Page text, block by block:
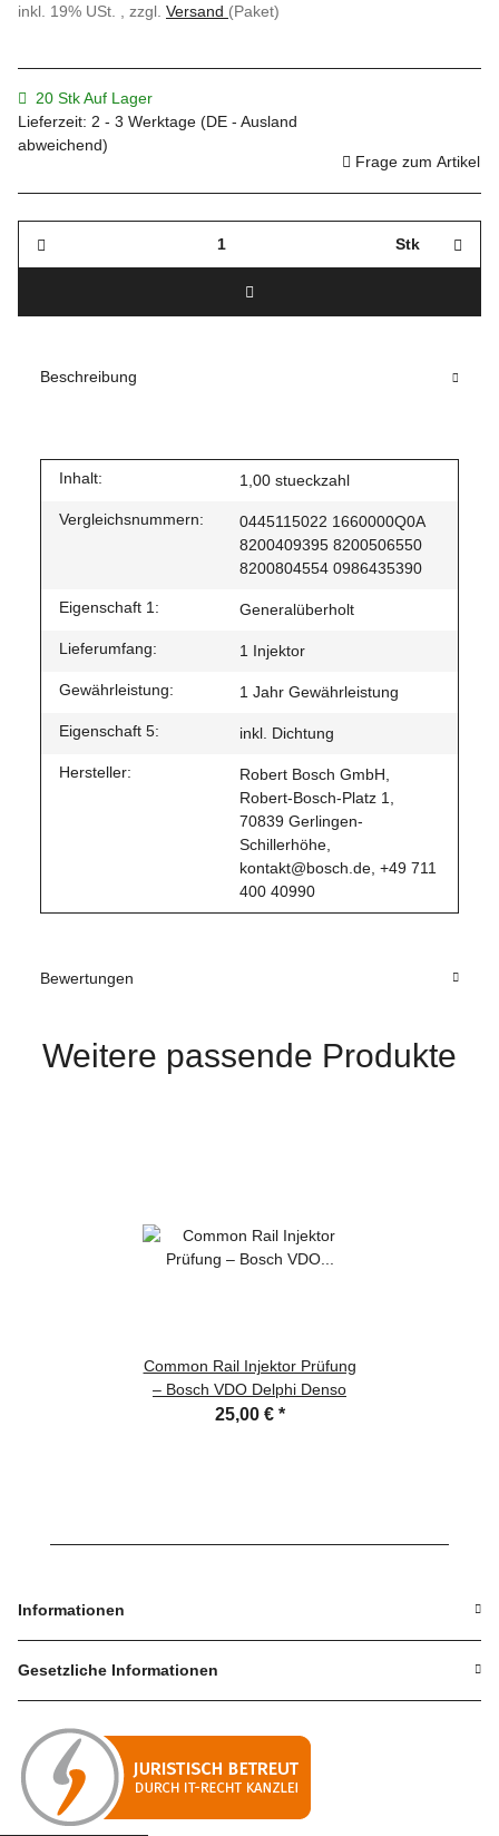
inkl. 19% USt. , zzgl. Versand (Paket)
20 Stk Auf Lager
Lieferzeit: 2 - 3 Werktage (DE - Ausland
abweichend)
Frage zum Artikel
Stk
Beschreibung
Inhalt: 1,00 stueckzahl
Vergleichsnummern:
0445115022 1660000Q0A
8200409395 8200506550
8200804554 0986435390
Eigenschaft 1: Generalüberholt
Lieferumfang: 1 Injektor
Gewährleistung: 1 Jahr Gewährleistung
Eigenschaft 5: inkl. Dichtung
Hersteller:
Robert Bosch GmbH,
Robert-Bosch-Platz 1,
70839 Gerlingen-
Schillerhöhe,
kontakt@bosch.de, +49 711
400 40990
Bewertungen
Weitere passende Produkte
Common Rail Injektor Prüfung
– Bosch VDO Delphi Denso
25,00 € *
Informationen
Gesetzliche Informationen